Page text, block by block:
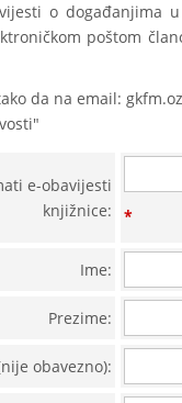
o događanjima
poštom
da na email:
e-obavijesti
knjižnice:
*
Ime:
Prezime:
obavezno):